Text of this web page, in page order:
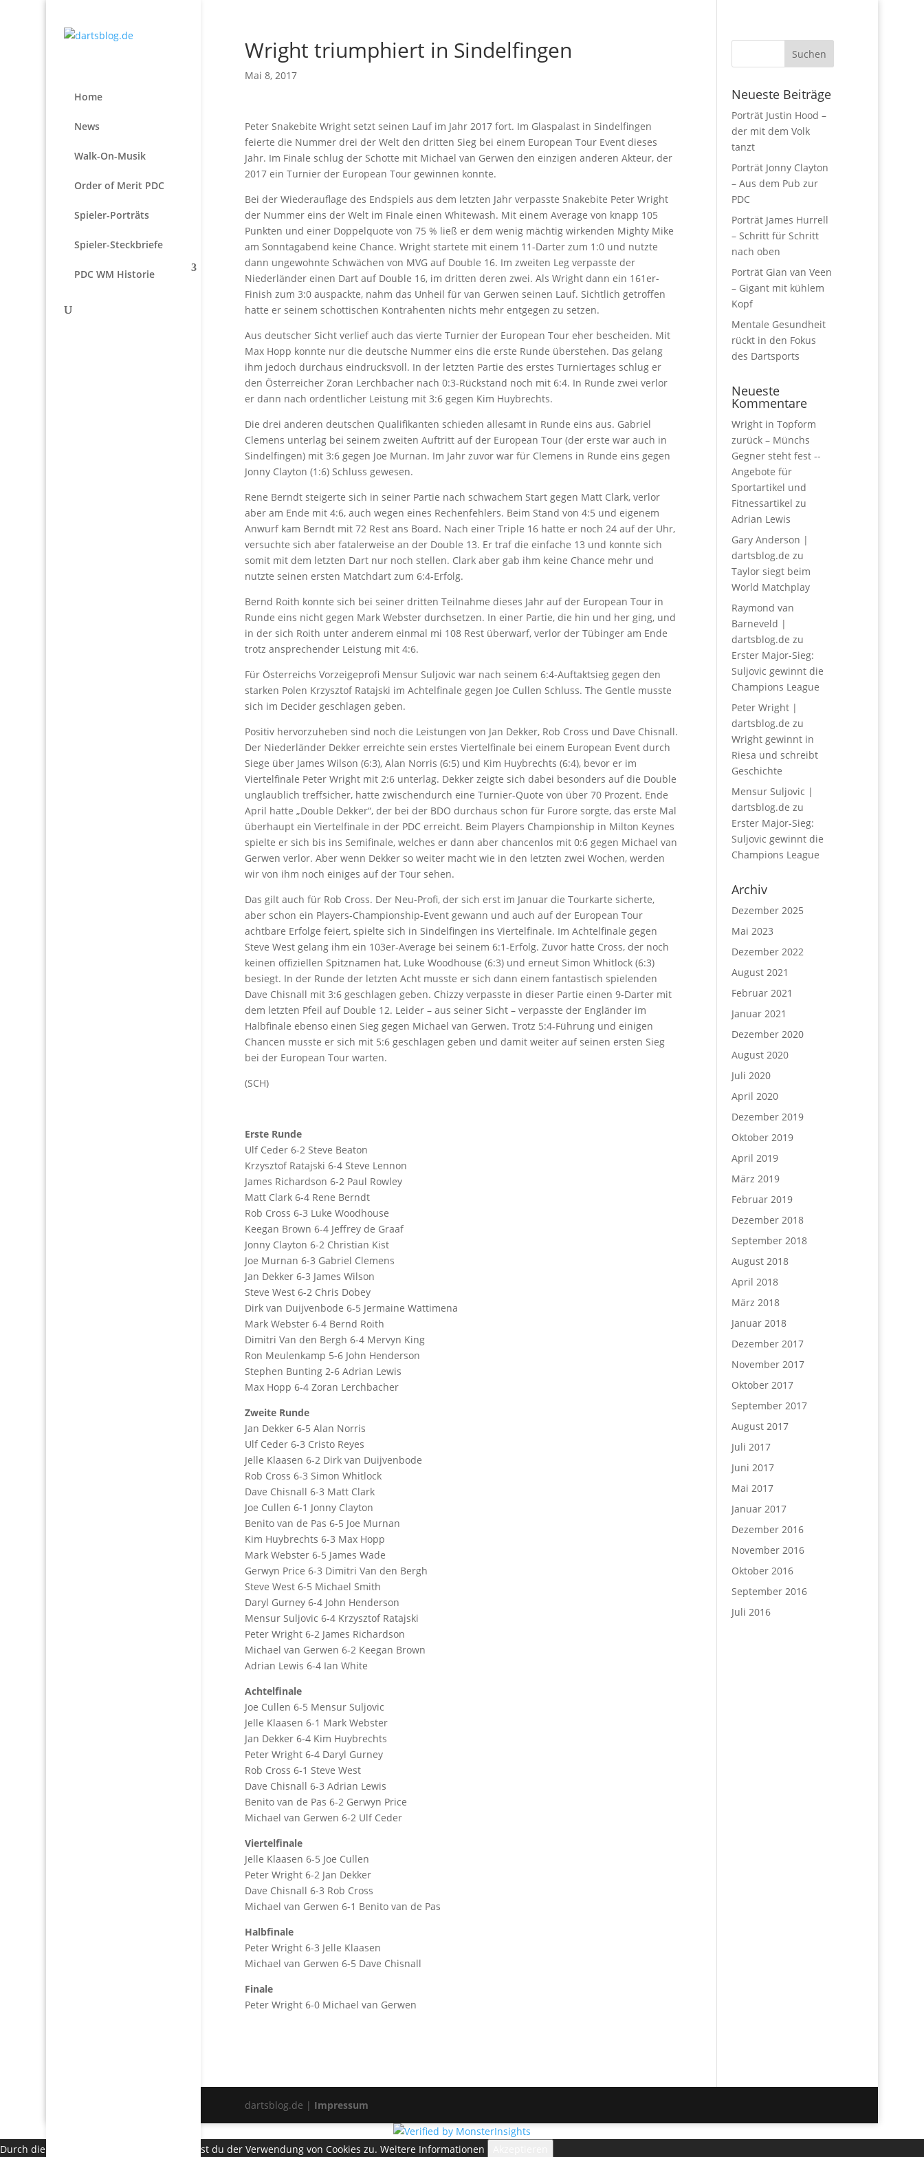
Home
News
Walk-On-Musik
Order of Merit PDC
Spieler-Porträts
Spieler-Steckbriefe
PDC WM Historie
Wright triumphiert in Sindelfingen
Mai 8, 2017
Peter Snakebite Wright setzt seinen Lauf im Jahr 2017 fort. Im Glaspalast in Sindelfingen
feierte die Nummer drei der Welt den dritten Sieg bei einem European Tour Event dieses
Jahr. Im Finale schlug der Schotte mit Michael van Gerwen den einzigen anderen Akteur, der
2017 ein Turnier der European Tour gewinnen konnte.
Bei der Wiederauflage des Endspiels aus dem letzten Jahr verpasste Snakebite Peter Wright
der Nummer eins der Welt im Finale einen Whitewash. Mit einem Average von knapp 105
Punkten und einer Doppelquote von 75 % ließ er dem wenig mächtig wirkenden Mighty Mike
am Sonntagabend keine Chance. Wright startete mit einem 11-Darter zum 1:0 und nutzte
dann ungewohnte Schwächen von MVG auf Double 16. Im zweiten Leg verpasste der
Niederländer einen Dart auf Double 16, im dritten deren zwei. Als Wright dann ein 161er-
Finish zum 3:0 auspackte, nahm das Unheil für van Gerwen seinen Lauf. Sichtlich getroffen
hatte er seinem schottischen Kontrahenten nichts mehr entgegen zu setzen.
Aus deutscher Sicht verlief auch das vierte Turnier der European Tour eher bescheiden. Mit
Max Hopp konnte nur die deutsche Nummer eins die erste Runde überstehen. Das gelang
ihm jedoch durchaus eindrucksvoll. In der letzten Partie des erstes Turniertages schlug er
den Österreicher Zoran Lerchbacher nach 0:3-Rückstand noch mit 6:4. In Runde zwei verlor
er dann nach ordentlicher Leistung mit 3:6 gegen Kim Huybrechts.
Die drei anderen deutschen Qualifikanten schieden allesamt in Runde eins aus. Gabriel
Clemens unterlag bei seinem zweiten Auftritt auf der European Tour (der erste war auch in
Sindelfingen) mit 3:6 gegen Joe Murnan. Im Jahr zuvor war für Clemens in Runde eins gegen
Jonny Clayton (1:6) Schluss gewesen.
Rene Berndt steigerte sich in seiner Partie nach schwachem Start gegen Matt Clark, verlor
aber am Ende mit 4:6, auch wegen eines Rechenfehlers. Beim Stand von 4:5 und eigenem
Anwurf kam Berndt mit 72 Rest ans Board. Nach einer Triple 16 hatte er noch 24 auf der Uhr,
versuchte sich aber fatalerweise an der Double 13. Er traf die einfache 13 und konnte sich
somit mit dem letzten Dart nur noch stellen. Clark aber gab ihm keine Chance mehr und
nutzte seinen ersten Matchdart zum 6:4-Erfolg.
Bernd Roith konnte sich bei seiner dritten Teilnahme dieses Jahr auf der European Tour in
Runde eins nicht gegen Mark Webster durchsetzen. In einer Partie, die hin und her ging, und
in der sich Roith unter anderem einmal mi 108 Rest überwarf, verlor der Tübinger am Ende
trotz ansprechender Leistung mit 4:6.
Für Österreichs Vorzeigeprofi Mensur Suljovic war nach seinem 6:4-Auftaktsieg gegen den
starken Polen Krzysztof Ratajski im Achtelfinale gegen Joe Cullen Schluss. The Gentle musste
sich im Decider geschlagen geben.
Positiv hervorzuheben sind noch die Leistungen von Jan Dekker, Rob Cross und Dave Chisnall.
Der Niederländer Dekker erreichte sein erstes Viertelfinale bei einem European Event durch
Siege über James Wilson (6:3), Alan Norris (6:5) und Kim Huybrechts (6:4), bevor er im
Viertelfinale Peter Wright mit 2:6 unterlag. Dekker zeigte sich dabei besonders auf die Double
unglaublich treffsicher, hatte zwischendurch eine Turnier-Quote von über 70 Prozent. Ende
April hatte „Double Dekker“, der bei der BDO durchaus schon für Furore sorgte, das erste Mal
überhaupt ein Viertelfinale in der PDC erreicht. Beim Players Championship in Milton Keynes
spielte er sich bis ins Semifinale, welches er dann aber chancenlos mit 0:6 gegen Michael van
Gerwen verlor. Aber wenn Dekker so weiter macht wie in den letzten zwei Wochen, werden
wir von ihm noch einiges auf der Tour sehen.
Das gilt auch für Rob Cross. Der Neu-Profi, der sich erst im Januar die Tourkarte sicherte,
aber schon ein Players-Championship-Event gewann und auch auf der European Tour
achtbare Erfolge feiert, spielte sich in Sindelfingen ins Viertelfinale. Im Achtelfinale gegen
Steve West gelang ihm ein 103er-Average bei seinem 6:1-Erfolg. Zuvor hatte Cross, der noch
keinen offiziellen Spitznamen hat, Luke Woodhouse (6:3) und erneut Simon Whitlock (6:3)
besiegt. In der Runde der letzten Acht musste er sich dann einem fantastisch spielenden
Dave Chisnall mit 3:6 geschlagen geben. Chizzy verpasste in dieser Partie einen 9-Darter mit
dem letzten Pfeil auf Double 12. Leider – aus seiner Sicht – verpasste der Engländer im
Halbfinale ebenso einen Sieg gegen Michael van Gerwen. Trotz 5:4-Führung und einigen
Chancen musste er sich mit 5:6 geschlagen geben und damit weiter auf seinen ersten Sieg
bei der European Tour warten.
(SCH)
Erste Runde
Ulf Ceder 6-2 Steve Beaton
Krzysztof Ratajski 6-4 Steve Lennon
James Richardson 6-2 Paul Rowley
Matt Clark 6-4 Rene Berndt
Rob Cross 6-3 Luke Woodhouse
Keegan Brown 6-4 Jeffrey de Graaf
Jonny Clayton 6-2 Christian Kist
Joe Murnan 6-3 Gabriel Clemens
Jan Dekker 6-3 James Wilson
Steve West 6-2 Chris Dobey
Dirk van Duijvenbode 6-5 Jermaine Wattimena
Mark Webster 6-4 Bernd Roith
Dimitri Van den Bergh 6-4 Mervyn King
Ron Meulenkamp 5-6 John Henderson
Stephen Bunting 2-6 Adrian Lewis
Max Hopp 6-4 Zoran Lerchbacher
Zweite Runde
Jan Dekker 6-5 Alan Norris
Ulf Ceder 6-3 Cristo Reyes
Jelle Klaasen 6-2 Dirk van Duijvenbode
Rob Cross 6-3 Simon Whitlock
Dave Chisnall 6-3 Matt Clark
Joe Cullen 6-1 Jonny Clayton
Benito van de Pas 6-5 Joe Murnan
Kim Huybrechts 6-3 Max Hopp
Mark Webster 6-5 James Wade
Gerwyn Price 6-3 Dimitri Van den Bergh
Steve West 6-5 Michael Smith
Daryl Gurney 6-4 John Henderson
Mensur Suljovic 6-4 Krzysztof Ratajski
Peter Wright 6-2 James Richardson
Michael van Gerwen 6-2 Keegan Brown
Adrian Lewis 6-4 Ian White
Achtelfinale
Joe Cullen 6-5 Mensur Suljovic
Jelle Klaasen 6-1 Mark Webster
Jan Dekker 6-4 Kim Huybrechts
Peter Wright 6-4 Daryl Gurney
Rob Cross 6-1 Steve West
Dave Chisnall 6-3 Adrian Lewis
Benito van de Pas 6-2 Gerwyn Price
Michael van Gerwen 6-2 Ulf Ceder
Viertelfinale
Jelle Klaasen 6-5 Joe Cullen
Peter Wright 6-2 Jan Dekker
Dave Chisnall 6-3 Rob Cross
Michael van Gerwen 6-1 Benito van de Pas
Halbfinale
Peter Wright 6-3 Jelle Klaasen
Michael van Gerwen 6-5 Dave Chisnall
Finale
Peter Wright 6-0 Michael van Gerwen
Neueste Beiträge
Porträt Justin Hood –
der mit dem Volk
tanzt
Porträt Jonny Clayton
– Aus dem Pub zur
PDC
Porträt James Hurrell
– Schritt für Schritt
nach oben
Porträt Gian van Veen
– Gigant mit kühlem
Kopf
Mentale Gesundheit
rückt in den Fokus
des Dartsports
Neueste
Kommentare
Wright in Topform
zurück – Münchs
Gegner steht fest --
Angebote für
Sportartikel und
Fitnessartikel zu
Adrian Lewis
Gary Anderson |
dartsblog.de zu
Taylor siegt beim
World Matchplay
Raymond van
Barneveld |
dartsblog.de zu
Erster Major-Sieg:
Suljovic gewinnt die
Champions League
Peter Wright |
dartsblog.de zu
Wright gewinnt in
Riesa und schreibt
Geschichte
Mensur Suljovic |
dartsblog.de zu
Erster Major-Sieg:
Suljovic gewinnt die
Champions League
Archiv
Dezember 2025
Mai 2023
Dezember 2022
August 2021
Februar 2021
Januar 2021
Dezember 2020
August 2020
Juli 2020
April 2020
Dezember 2019
Oktober 2019
April 2019
März 2019
Februar 2019
Dezember 2018
September 2018
August 2018
April 2018
März 2018
Januar 2018
Dezember 2017
November 2017
Oktober 2017
September 2017
August 2017
Juli 2017
Juni 2017
Mai 2017
Januar 2017
Dezember 2016
November 2016
Oktober 2016
September 2016
Juli 2016
dartsblog.de | Impressum
Durch die weitere Nutzung der Seite stimmst du der Verwendung von Cookies zu. Weitere Informationen